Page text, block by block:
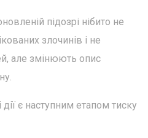
підозрі нібито не
злочинів і не
але змінюють опис
є наступним етапом тиску